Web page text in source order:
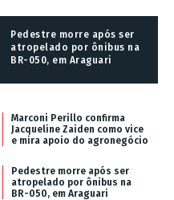
Pedestre morre após ser
atropelado por ônibus na
BR-050, em Araguari
Marconi Perillo confirma
Jacqueline Zaiden como vice
e mira apoio do agronegócio
Pedestre morre após ser
atropelado por ônibus na
BR-050, em Araguari